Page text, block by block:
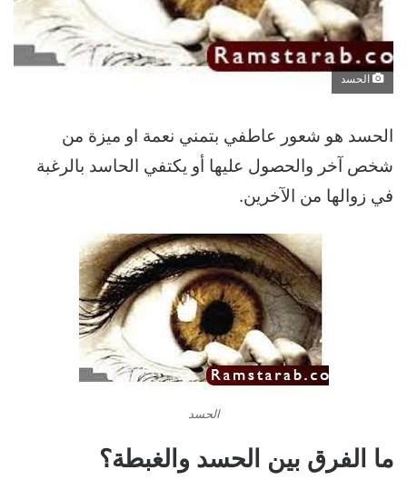
الحسد
الحسد هو شعور عاطفي بتمني نعمة او ميزة من
شخص آخر والحصول عليها أو يكتفي الحاسد بالرغبة
في زوالها من الآخرين.
الحسد
ما الفرق بين الحسد والغبطة؟